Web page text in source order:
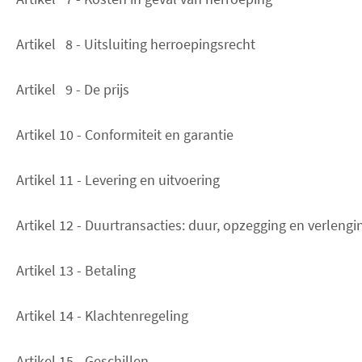
Artikel 8 - Uitsluiting herroepingsrecht
Artikel 9 - De prijs
Artikel 10 - Conformiteit en garantie
Artikel 11 - Levering en uitvoering
Artikel 12 - Duurtransacties: duur, opzegging en
Artikel 13 - Betaling
Artikel 14 - Klachtenregeling